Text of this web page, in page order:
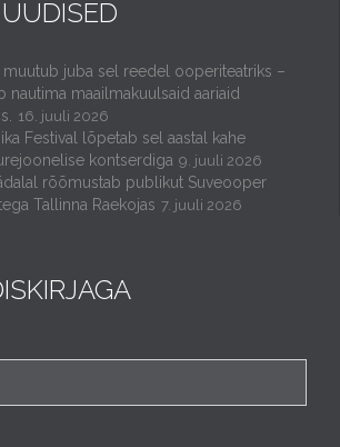
muutub juba sel reedel ooperiteatriks –
nautima maailmakuulsaid aariaid
16. juuli 2026
Festival lõpetab sel aastal kahe
kontserdiga 9. juuli 2026
rõõmustab publikut Suveooper
Tallinna Raekojas 7. juuli 2026